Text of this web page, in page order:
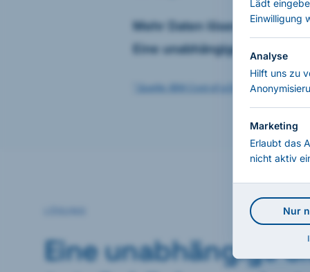
Mehr Daten lösen das
Eine unabhängige Sicht
¹ Quelle: IBM Cost of a Data Breach
Eine unabhängige
Lädt
Einwilligung
Analyse
Hilft uns zu
Marketing
Erlaubt das
nicht aktiv
Nur